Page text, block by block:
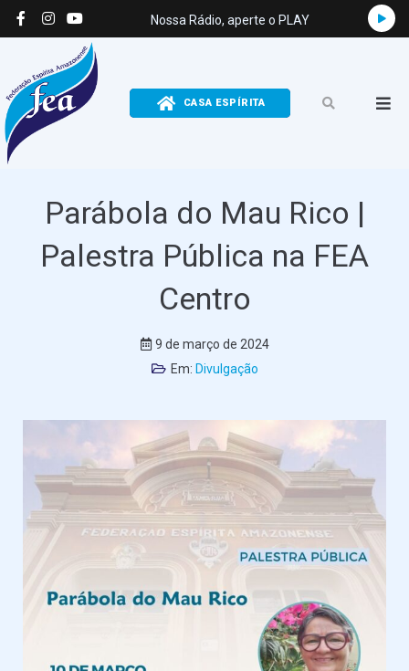
Nossa Rádio, aperte o PLAY
de
CASA ESPÍRITA
Parábola do Mau Rico |
Palestra Pública na FEA
Centro
9 de março de 2024
Em: Divulgação